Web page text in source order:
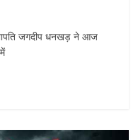
जगदीप धनखड़ ने आज